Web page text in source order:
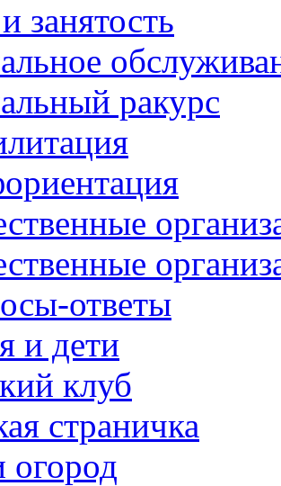
занятость
ракурс
ответы
и дети
клуб
страничка
огород